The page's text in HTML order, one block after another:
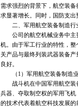
需求强烈的背景下，航空装
求显著增长。同时，国防支出
二、军用航空装备制造行
公司的航空机械业务中主要
机。由于军工行业的特性，
关产品与最终列装武器装备
良好。
（1）军用航空装备制造
战斗机在中国军用航空装备
兵器、夺取制空权的军用飞
的技术代表着航空科技发展